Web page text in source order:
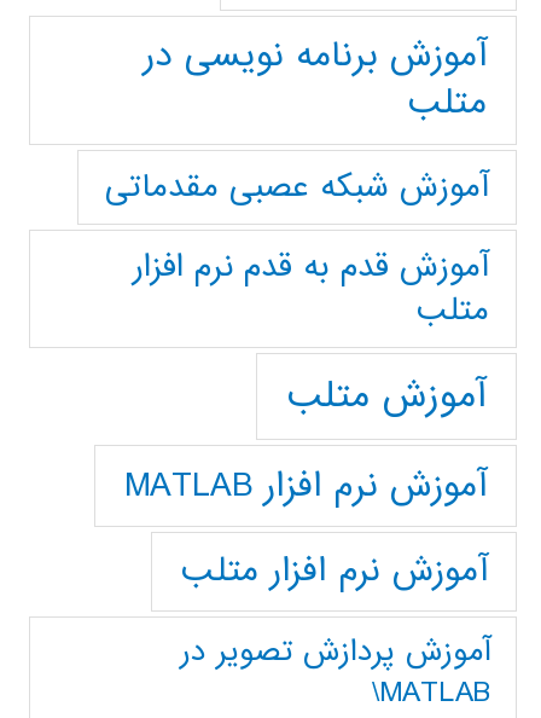
آموزش برنامه نویسی در
متلب
آموزش شبکه عصبی مقدماتی
آموزش قدم به قدم نرم افزار
متلب
آموزش متلب
آموزش نرم افزار MATLAB
آموزش نرم افزار متلب
آموزش پردازش تصوير در
MATLAB\